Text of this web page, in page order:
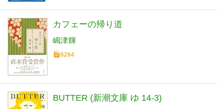
カフェーの帰り道
嶋津輝
6284
BUTTER (新潮文庫 ゆ 14-3)